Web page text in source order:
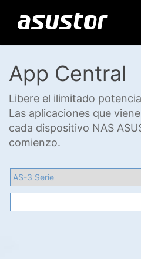
App Central
Libere el ilimitado
Las aplicaciones que
cada dispositivo NAS
comienzo.